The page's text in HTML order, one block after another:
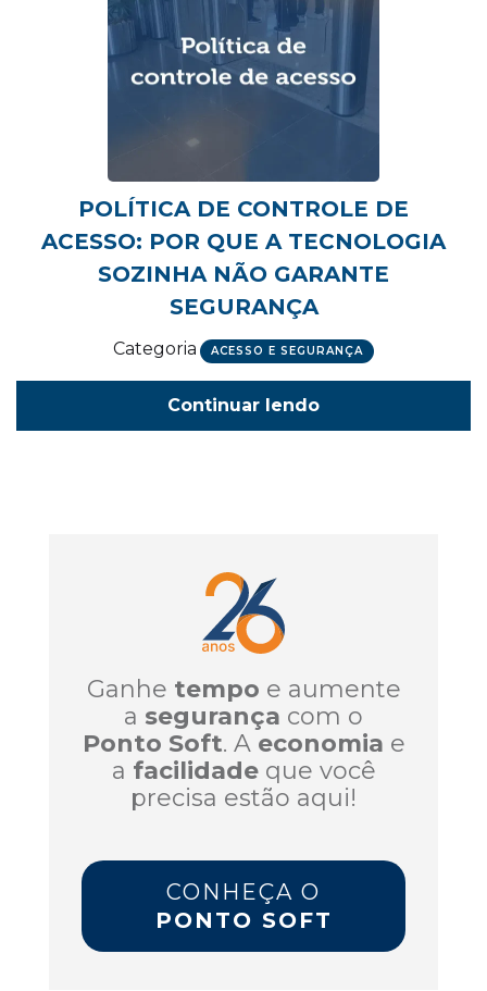
POLÍTICA DE CONTROLE DE
ACESSO: POR QUE A TECNOLOGIA
SOZINHA NÃO GARANTE
SEGURANÇA
Categoria ACESSO E SEGURANÇA
Continuar lendo
Ganhe tempo e aumente
a segurança com o
Ponto Soft. A economia e
a facilidadeque você
precisa estão aqui!
CONHEÇA O
PONTO SOFT